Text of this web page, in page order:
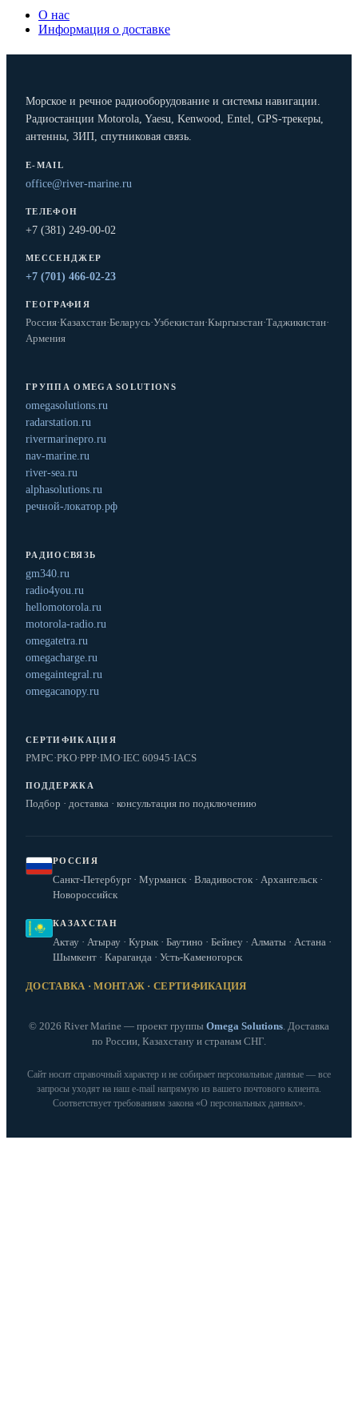
О нас
Информация о доставке
Морское и речное радиооборудование и системы навигации.
Радиостанции Motorola, Yaesu, Kenwood, Entel, GPS-трекеры,
антенны, ЗИП, спутниковая связь.
E-MAIL
office@river-marine.ru
ТЕЛЕФОН
+7 (381) 249-00-02
МЕССЕНДЖЕР
+7 (701) 466-02-23
ГЕОГРАФИЯ
Россия·Казахстан·Беларусь·Узбекистан·Кыргызстан·Таджикистан·
Армения
ГРУППА OMEGA SOLUTIONS
omegasolutions.ru
radarstation.ru
rivermarinepro.ru
nav-marine.ru
river-sea.ru
alphasolutions.ru
речной-локатор.рф
РАДИОСВЯЗЬ
gm340.ru
radio4you.ru
hellomotorola.ru
motorola-radio.ru
omegatetra.ru
omegacharge.ru
omegaintegral.ru
omegacanopy.ru
СЕРТИФИКАЦИЯ
РМРС·РКО·РРР·IMO·IEC 60945·IACS
ПОДДЕРЖКА
Подбор · доставка · консультация по подключению
РОССИЯ
Санкт-Петербург · Мурманск · Владивосток · Архангельск ·
Новороссийск
КАЗАХСТАН
Актау · Атырау · Курык · Баутино · Бейнеу · Алматы · Астана ·
Шымкент · Караганда · Усть-Каменогорск
ДОСТАВКА · МОНТАЖ · СЕРТИФИКАЦИЯ
© 2026 River Marine — проект группы Omega Solutions . Доставка
по России, Казахстану и странам СНГ.
Сайт носит справочный характер и не собирает персональные данные — все
запросы уходят на наш e‑mail напрямую из вашего почтового клиента.
Соответствует требованиям закона «О персональных данных».